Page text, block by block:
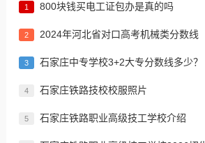
1 800块钱买电工证包办是真的吗
2 2024年河北省对口高考机械类分数线
3 ​石家庄中专学校3+2大专分数线多少？
4 石家庄铁路技校校服照片
5 石家庄铁路职业高级技工学校介绍